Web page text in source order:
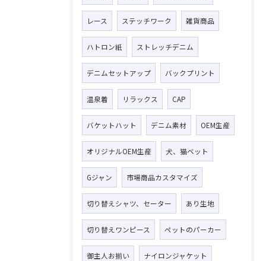
レース ステッチワーク 雑貨商品
ハトロン紙 ストレッチデニム
デニムセットアップ バックプリント
温泉着 リラックス CAP
バケットハット デニム素材 OEM生産
オリジナルOEM生産 犬、猫ベット
Gジャン 市場商品カスタマイズ
切り替えシャツ、セーター あり生地
切り替えワンピース ペットのパーカー
御主人お揃い ナイロンジャケット